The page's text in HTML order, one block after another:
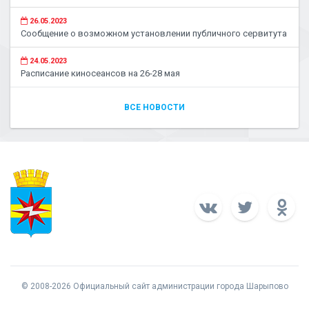
26.05.2023
Сообщение о возможном установлении публичного сервитута
24.05.2023
Расписание киносеансов на 26-28 мая
ВСЕ НОВОСТИ
© 2008-2026 Официальный сайт администрации города Шарыпово